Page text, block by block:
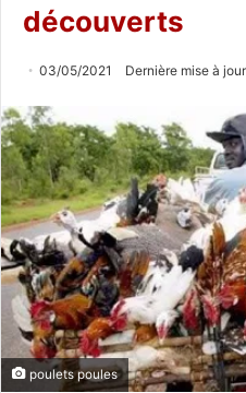
découverts
03/05/2021 Dernière mise à
poulets poules